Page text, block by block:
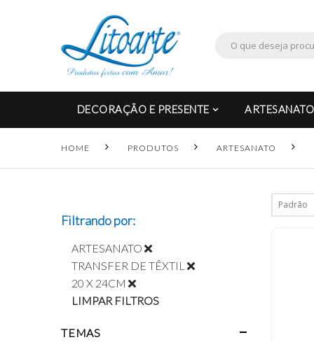
DECORAÇÃO E PRESENTE ARTESANATO
HOME PRODUTOS ARTESANATO
Filtrando por:
ARTESANATO
TRANSFER DE TÊXTIL
20 X 24CM
LIMPAR FILTROS
TEMAS